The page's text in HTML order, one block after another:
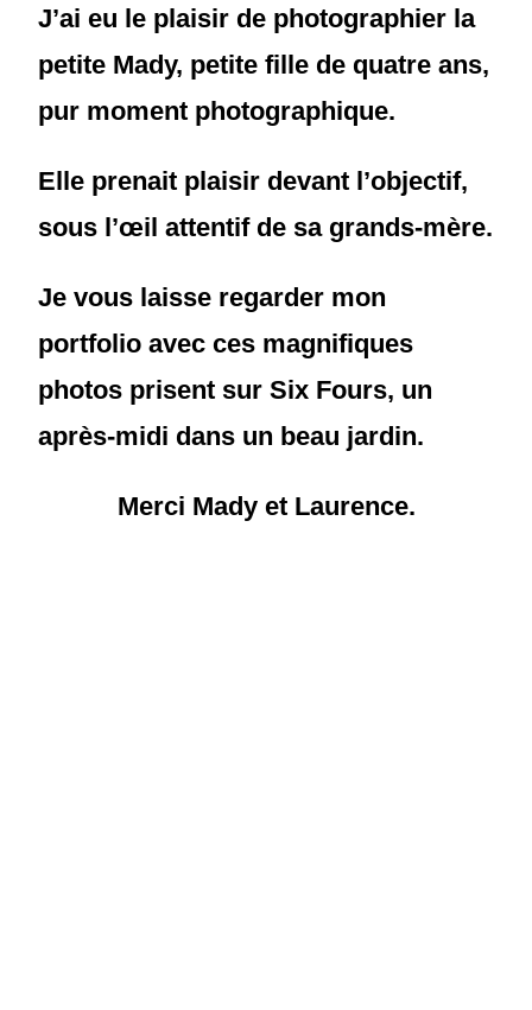
J’ai eu le plaisir de photographier la
petite Mady, petite fille de quatre ans,
pur moment photographique.
Elle prenait plaisir devant l’objectif,
sous l’œil attentif de sa grands-mère.
Je vous laisse regarder mon
portfolio avec ces magnifiques
photos prisent sur Six Fours, un
après-midi dans un beau jardin.
Merci Mady et Laurence.